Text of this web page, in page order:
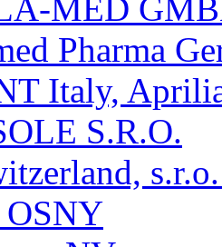
MED
Pharma
Italy,
S.R.O.